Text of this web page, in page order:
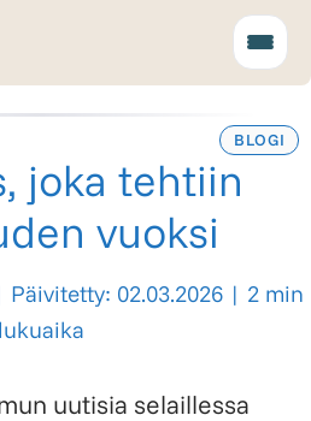
BLOGI
joka tehtiin
vuoksi
Päivitetty: 02.03.2026| 2 min
lukuaika
uutisia selaillessa